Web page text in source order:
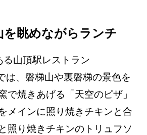
を眺めながらランチ
山頂駅レストラン
は、磐梯山や裏磐梯の景色を
で焼きあげる「天空のピザ」
メインに照り焼きチキンと合
照り焼きチキンのトリュフソ